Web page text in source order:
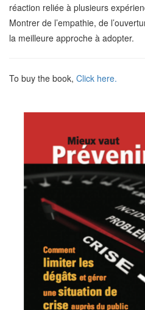
réaction reliée à plusieurs
Montrer de l’empathie, de
la meilleure approche à adopter.
To buy the book, Click here.